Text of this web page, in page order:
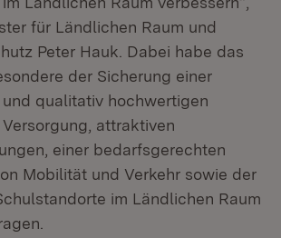
für Ländlichen Raum und
Peter Hauk. Dabei habe das
der Sicherung einer
qualitativ hochwertigen
attraktiven
einer bedarfsgerechten
Mobilität und Verkehr sowie der
im Ländlichen Raum